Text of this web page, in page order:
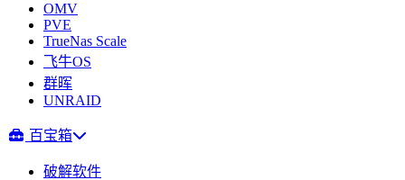
OMV
PVE
TrueNas Scale
飞牛OS
群晖
UNRAID
百宝箱
破解软件